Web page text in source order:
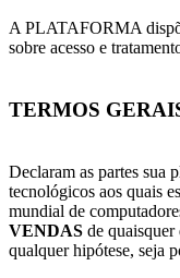
A PLATAFORMA
sobre acesso e
TERMOS
Declaram as partes sua
tecnológicos aos quais
mundial de
VENDAS de quaisquer
qualquer hipótese, seja